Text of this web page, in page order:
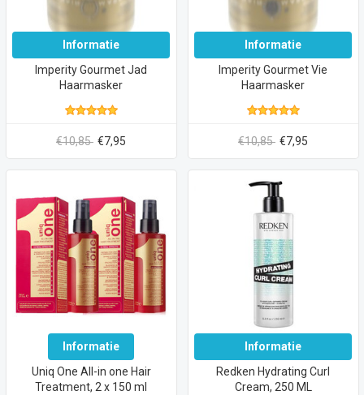
Informatie
Imperity Gourmet Jad
Haarmasker
€10,85 €7,95
Informatie
Imperity Gourmet Vie
Haarmasker
€10,85 €7,95
Informatie
Uniq One All-in one Hair
Treatment, 2 x 150 ml
Informatie
Redken Hydrating Curl
Cream, 250 ML